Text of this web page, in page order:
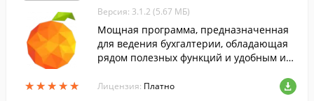
★★★★★
★★★★★
Версия: 3.1.2 (5.67 МБ)
Мощная программа, предназначенная
для ведения бухгалтерии, обладающая
рядом полезных функций и удобным ин
Лицензия: Платно